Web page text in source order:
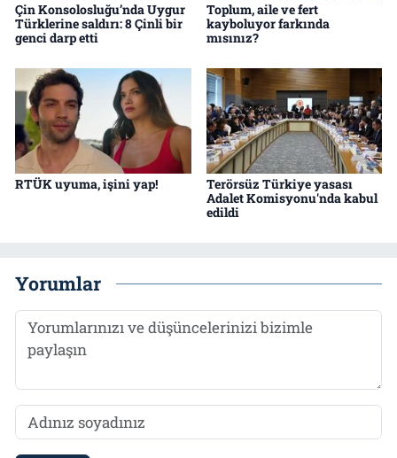
Çin Konsolosluğu’nda Uygur
Türklerine saldırı: 8 Çinli bir
genci darp etti
Toplum, aile ve fert
kayboluyor farkında
mısınız?
RTÜK uyuma, işini yap!
Terörsüz Türkiye yasası
Adalet Komisyonu'nda kabul
edildi
Yorumlar